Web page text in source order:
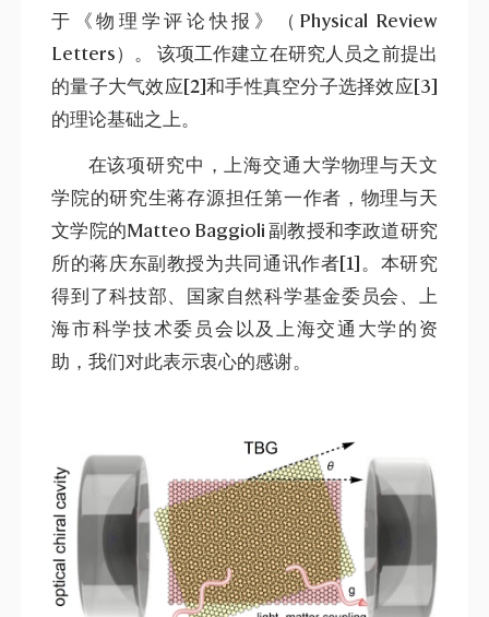
于《物理学评论快报》（Physical Review
Letters）。 该项工作建立在研究人员之前提出
的量子大气效应[2]和手性真空分子选择效应[3]
的理论基础之上。
在该项研究中，上海交通大学物理与天文
学院的研究生蒋存源担任第一作者，物理与天
文学院的Matteo Baggioli 副教授和李政道研究
所的蒋庆东副教授为共同通讯作者[1]。本研究
得到了科技部、国家自然科学基金委员会、上
海市科学技术委员会以及上海交通大学的资
助，我们对此表示衷心的感谢。